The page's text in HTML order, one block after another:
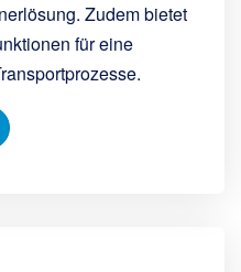
Zudem bietet
für eine